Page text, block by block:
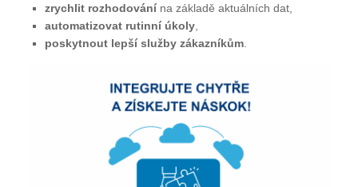
zrychlit rozhodování na základě aktuálních dat,
automatizovat rutinní úkoly
poskytnout lepší služby zákazníkům